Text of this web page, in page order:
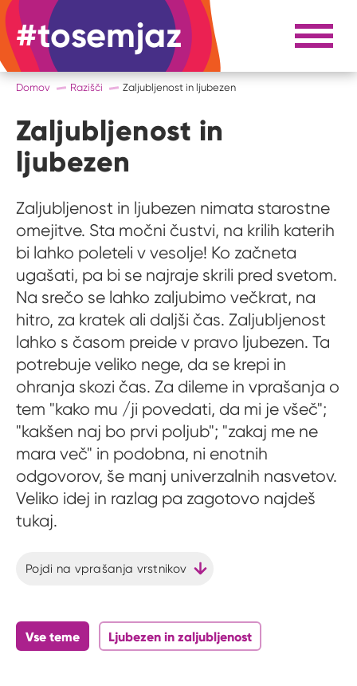
#tosemjaz #to sem jaz Razpri
Domov Razišči Zaljubljenost in ljubezen
Zaljubljenost in
ljubezen
Zaljubljenost in ljubezen nimata starostne
omejitve. Sta močni čustvi, na krilih katerih
bi lahko poleteli v vesolje! Ko začneta
ugašati, pa bi se najraje skrili pred svetom.
Na srečo se lahko zaljubimo večkrat, na
hitro, za kratek ali daljši čas. Zaljubljenost
lahko s časom preide v pravo ljubezen. Ta
potrebuje veliko nege, da se krepi in
ohranja skozi čas. Za dileme in vprašanja o
tem "kako mu /ji povedati, da mi je všeč";
"kakšen naj bo prvi poljub"; "zakaj me ne
mara več" in podobna, ni enotnih
odgovorov, še manj univerzalnih nasvetov.
Veliko idej in razlag pa zagotovo najdeš
tukaj.
Pojdi na vprašanja vrstnikov
Vse teme Ljubezen in zaljubljenost